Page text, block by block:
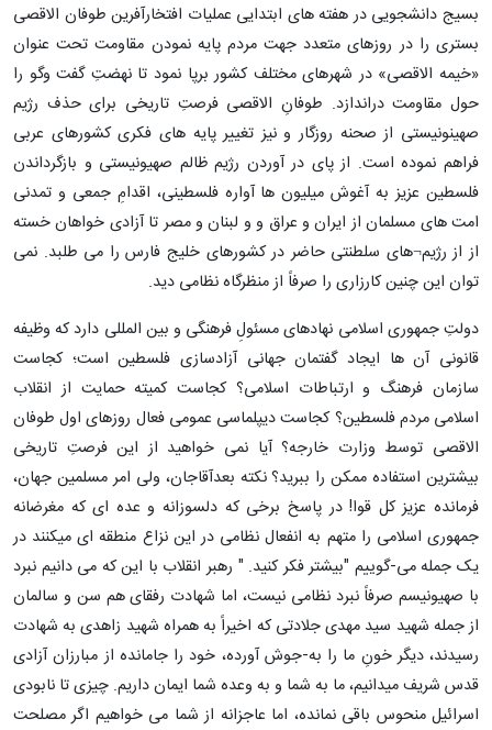
بسیج دانشجویی در هفته های ابتدایی عملیات افتخارآفرین طوفان الاقصی
بستری را در روزهای متعدد جهت مردم پایه نمودن مقاومت تحت عنوان
«خیمه الاقصی» در شهرهای مختلف کشور برپا نمود تا نهضتِ گفت وگو را
حول مقاومت دراندازد. طوفانِ الاقصی فرصتِ تاریخی برای حذف رژیم
صهینونیستی از صحنه روزگار و نیز تغییر پایه های فکری کشورهای عربی
فراهم نموده است. از پای در آوردن رژیم ظالم صهیونیستی و بازگرداندن
فلسطین عزیز به آغوش میلیون ها آواره فلسطینی، اقدامِ جمعی و تمدنی
امت های مسلمان از ایران و عراق و و لبنان و مصر تا آزادی خواهان خسته
از از رژیم¬های سلطنتی حاضر در کشورهای خلیج فارس را می طلبد. نمی
توان این چنین کارزاری را صرفاً از منظرگاه نظامی دید.
دولتِ جمهوری اسلامی نهادهای مسئولِ فرهنگی و بین المللی دارد که وظیفه
قانونی آن ها ایجاد گفتمان جهانی آزادسازی فلسطین است؛ کجاست
سازمان فرهنگ و ارتباطات اسلامی؟ کجاست کمیته حمایت از انقلاب
اسلامی مردم فلسطین؟ کجاست دیپلماسی عمومی فعال روزهای اول طوفان
الاقصی توسط وزارت خارجه؟ آیا نمی خواهید از این فرصتِ تاریخی
بیشترین استفاده ممکن را ببرید؟ نکته بعدآقاجان، ولی امر مسلمین جهان،
فرمانده عزیز کل قوا! در پاسخ برخی که دلسوزانه و عده ای که مغرضانه
جمهوری اسلامی را متهم به انفعال نظامی در این نزاع منطقه ای میکنند در
یک جمله می-گوییم "بیشتر فکر کنید. " رهبر انقلاب با این که می دانیم نبرد
با صهیونیسم صرفاً نبرد نظامی نیست، اما شهادت رفقای هم سن و سالمان
از جمله شهید سید مهدی جلادتی که اخیراً به همراه شهید زاهدی به شهادت
رسیدند، دیگر خونِ ما را به-جوش آورده، خود را جامانده از مبارزان آزادی
قدس شریف میدانیم، ما به شما و به وعده شما ایمان داریم. چیزی تا نابودی
اسرائیل منحوس باقی نمانده، اما عاجزانه از شما می خواهیم اگر مصلحت